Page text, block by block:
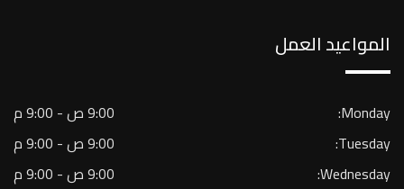
المواعيد العمل
Monday:
9:00 ص - 9:00 م
Tuesday:
9:00 ص - 9:00 م
Wednesday:
9:00 ص - 9:00 م